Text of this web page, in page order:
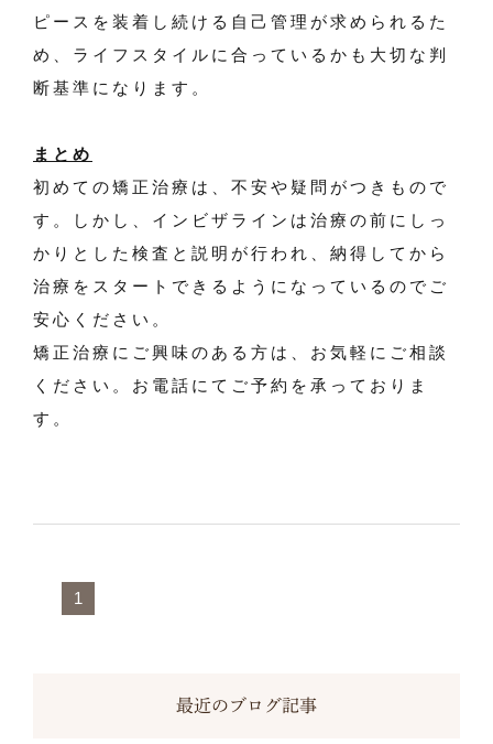
ピースを装着し続ける自己管理が求められるた
め、ライフスタイルに合っているかも大切な判
断基準になります。
まとめ
初めての矯正治療は、不安や疑問がつきもので
す。しかし、インビザラインは治療の前にしっ
かりとした検査と説明が行われ、納得してから
治療をスタートできるようになっているのでご
安心ください。
矯正治療にご興味のある方は、お気軽にご相談
ください。お電話にてご予約を承っておりま
す。
1
最近のブログ記事